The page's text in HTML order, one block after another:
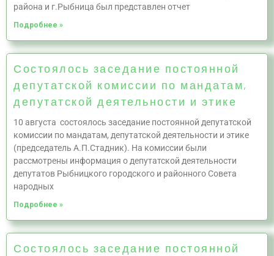
района и г.Рыбница был представлен отчет
Подробнее »
Состоялось заседание постоянной
депутатской комиссии по мандатам,
депутатской деятельности и этике
10 августа состоялось заседание постоянной депутатской
комиссии по мандатам, депутатской деятельности и этике
(председатель А.П.Стадник). На комиссии были
рассмотрены информация о депутатской деятельности
депутатов Рыбницкого городского и районного Совета
народных
Подробнее »
Состоялось заседание постоянной